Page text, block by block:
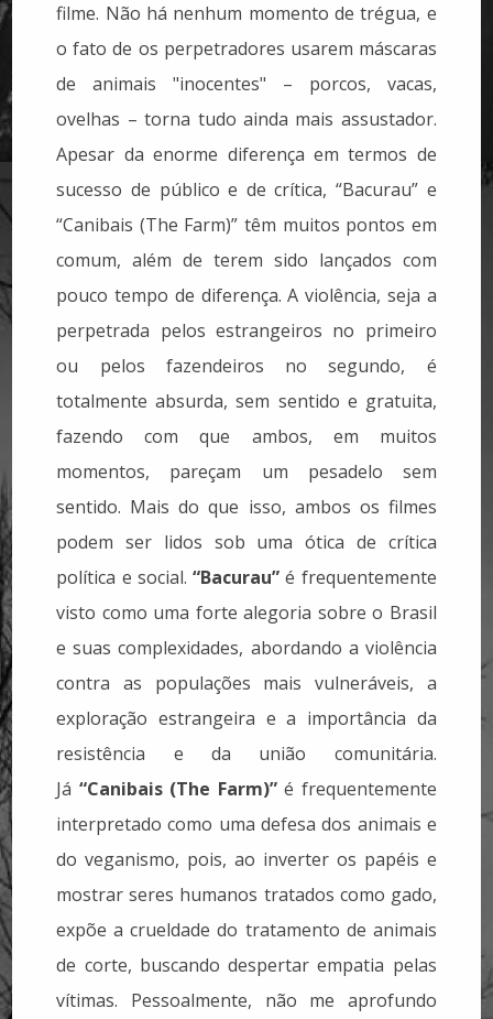
filme. Não há nenhum momento de trégua, e
o fato de os perpetradores usarem máscaras
de animais "inocentes" – porcos, vacas,
ovelhas – torna tudo ainda mais assustador.
Apesar da enorme diferença em termos de
sucesso de público e de crítica, “Bacurau” e
“Canibais (The Farm)” têm muitos pontos em
comum, além de terem sido lançados com
pouco tempo de diferença. A violência, seja a
perpetrada pelos estrangeiros no primeiro
ou pelos fazendeiros no segundo, é
totalmente absurda, sem sentido e gratuita,
fazendo com que ambos, em muitos
momentos, pareçam um pesadelo sem
sentido. Mais do que isso, ambos os filmes
podem ser lidos sob uma ótica de crítica
política e social.“Bacurau” é frequentemente
visto como uma forte alegoria sobre o Brasil
e suas complexidades, abordando a violência
contra as populações mais vulneráveis, a
exploração estrangeira e a importância da
resistência e da união comunitária.
Já “Canibais (The Farm)”é frequentemente
interpretado como uma defesa dos animais e
do veganismo, pois, ao inverter os papéis e
mostrar seres humanos tratados como gado,
expõe a crueldade do tratamento de animais
de corte, buscando despertar empatia pelas
vítimas. Pessoalmente, não me aprofundo